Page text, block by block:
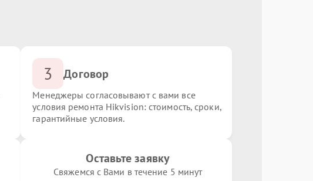
3 Договор
Менеджеры согласовывают с вами все
условия ремонта Hikvision: стоимость, сроки,
гарантийные условия.
Оставьте заявку
Свяжемся с Вами в течение 5 минут